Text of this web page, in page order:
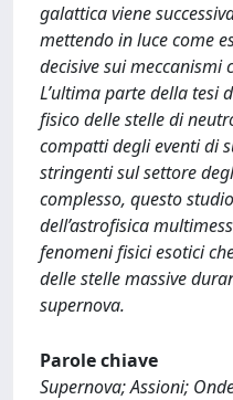
galattica viene
mettendo in luce come
decisive sui meccanismi
L’ultima parte della tesi
fisico delle stelle di
compatti degli eventi di
stringenti sul settore
complesso, questo
dell’astrofisica
fenomeni fisici esotici
delle stelle massive
supernova.
Parole chiave
Supernova; Assioni;